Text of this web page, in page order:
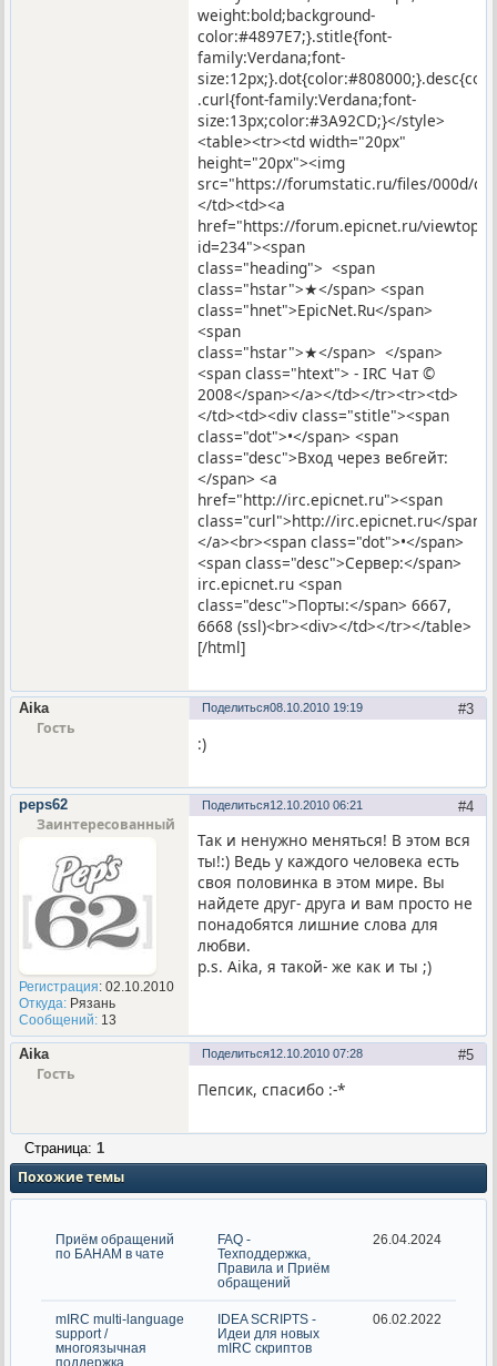
weight:bold;background-
color:#4897E7;}.stitle{font-
family:Verdana;font-
.curl{font-family:Verdana;font-
size:13px;color:#3A92CD;}</style>
<table><tr><td width="20px"
height="20px"><img
src="https://forumstatic.ru/files/000d/
</td><td><a
href="https://forum.epicnet.ru/
id=234"><span
class="heading"> <span
class="hstar">★</span> <span
class="hnet">EpicNet.Ru</span>
<span
class="hstar">★</span> </span>
<span class="htext"> - IRC Чат ©
2008</span></a></td></tr><tr><td>
</td><td><div class="stitle"><span
class="dot">•</span> <span
class="desc">Вход через вебгейт:
</span> <a
href="http://irc.epicnet.ru"><span
class="curl">http://irc.epicnet.ru</span>
</a><br><span class="dot">•</span>
<span class="desc">Сервер:</span>
irc.epicnet.ru <span
class="desc">Порты:</span> 6667,
6668 (ssl)<br><div></td></tr></table>
[/html]
Поделиться 3
08.10.2010 19:19
Aika
Гость
:)
Поделиться 4
12.10.2010 06:21
peps62
Заинтересованный
Регистрация: 02.10.2010
Откуда:Рязань
Сообщений:13
Так и ненужно меняться! В этом вся
ты!:) Ведь у каждого человека есть
своя половинка в этом мире. Вы
найдете друг- друга и вам просто не
понадобятся лишние слова для
любви.
p.s. Aika, я такой- же как и ты ;)
Поделиться 5
12.10.2010 07:28
Aika
Гость
Пепсик, спасибо :-*
Страница: 1
Похожие темы
Приём обращений
по БАНАМ в чате
FAQ -
Техподдержка,
Правила и Приём
обращений
26.04.2024
mIRC multi-language
support /
многоязычная
поддержка
IDEA SCRIPTS -
Идеи для новых
mIRC скриптов
06.02.2022